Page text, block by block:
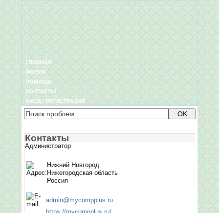
ГЛАВНАЯ
ФОРУМ
ПОМОЩЬ
КОНТАКТЫ
ВХОД / РЕГИСТРАЦИЯ
Контакты
Администратор
Нижний Новгород
Нижегородская область
Россия
admin@mycompplus.ru